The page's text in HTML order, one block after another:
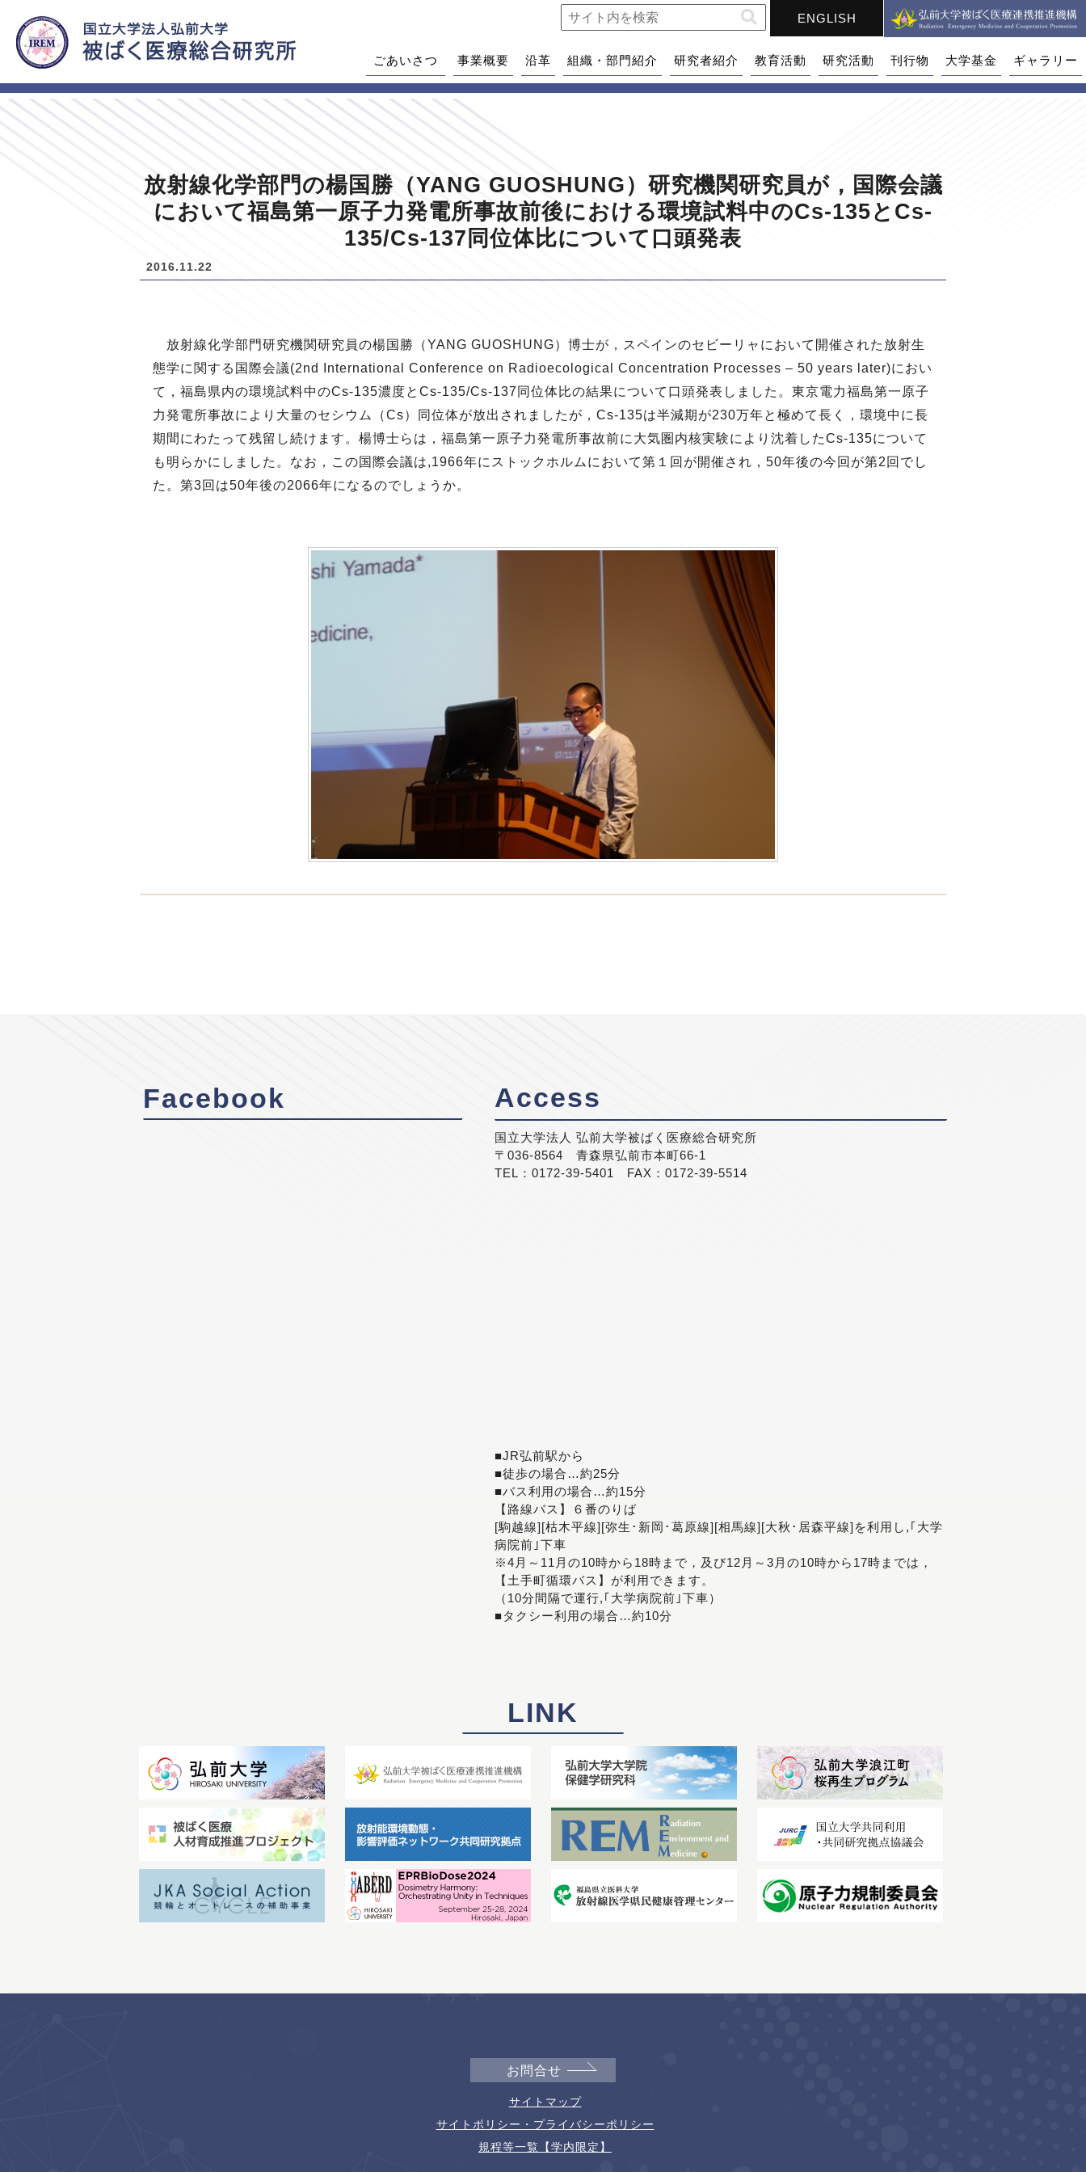
ENGLISH
ごあいさつ 事業概要 沿革 組織・部門紹介 研究者紹介 教育活動 研究活動 刊行物 大学基金 ギャラリー
放射線化学部門の楊国勝（YANG GUOSHUNG）研究機関研究員が，国際会議
において福島第一原子力発電所事故前後における環境試料中のCs-135とCs-
135/Cs-137同位体比について口頭発表
2016.11.22
放射線化学部門研究機関研究員の楊国勝（YANG GUOSHUNG）博士が，スペインのセビーリャにおいて開催された放射生
態学に関する国際会議(2nd International Conference on Radioecological Concentration Processes – 50 years later)におい
て，福島県内の環境試料中のCs-135濃度とCs-135/Cs-137同位体比の結果について口頭発表しました。東京電力福島第一原子
力発電所事故により大量のセシウム（Cs）同位体が放出されましたが，Cs-135は半減期が230万年と極めて長く，環境中に長
期間にわたって残留し続けます。楊博士らは，福島第一原子力発電所事故前に大気圏内核実験により沈着したCs-135について
も明らかにしました。なお，この国際会議は,1966年にストックホルムにおいて第１回が開催され，50年後の今回が第2回でし
た。第3回は50年後の2066年になるのでしょうか。
Facebook Access
国立大学法人 弘前大学被ばく医療総合研究所
〒036-8564 青森県弘前市本町66-1
TEL：0172-39-5401 FAX：0172-39-5514
■JR弘前駅から
■徒歩の場合…約25分
■バス利用の場合…約15分
【路線バス】６番のりば
[駒越線][枯木平線][弥生･新岡･葛原線][相馬線][大秋･居森平線]を利用し,｢大学
病院前｣下車
※4月～11月の10時から18時まで，及び12月～3月の10時から17時までは，
【土手町循環バス】が利用できます。
（10分間隔で運行,｢大学病院前｣下車）
■タクシー利用の場合…約10分
LINK
お問合せ
サイトマップ
サイトポリシー・プライバシーポリシー
規程等一覧【学内限定】